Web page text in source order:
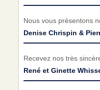
Nous vous présentons
Denise Chrispin &
Recevez nos très
René et Ginette